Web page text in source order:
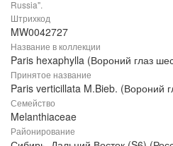
Russia".
Штрихкод
MW0042727
Название в коллекции
Paris hexaphylla (Вороний глаз
Принятое название
Paris verticillata M.Bieb. (Вороний
Семейство
Melanthiaceae
Районирование